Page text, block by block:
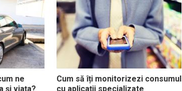
ne
și viața?
Cum să îți monitorizezi consumul
cu aplicații specializate